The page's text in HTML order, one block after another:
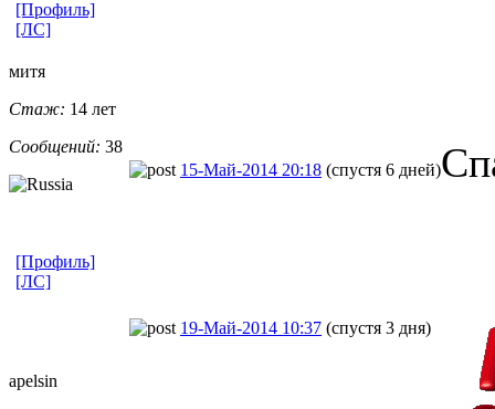
[Профиль]
[ЛС]
митя
Стаж: 14 лет
Сообщений: 38
15-Май-2014 20:18 (спустя 6 дней)
[Профиль]
[ЛС]
apelsin
19-Май-2014 10:37 (спустя 3 дня)